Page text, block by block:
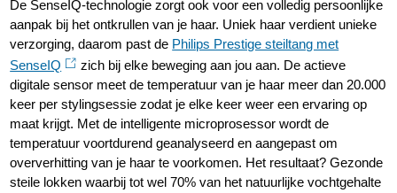
De SenseIQ-technologie zorgt ook voor een volledig persoonlijke
aanpak bij het ontkrullen van je haar. Uniek haar verdient unieke
verzorging, daarom past de Philips Prestige steiltang met
SenseIQ
zich bij elke beweging aan jou aan. De actieve
digitale sensor meet de temperatuur van je haar meer dan 20.000
keer per stylingsessie zodat je elke keer weer een ervaring op
maat krijgt. Met de intelligente microprosessor wordt de
temperatuur voortdurend geanalyseerd en aangepast om
oververhitting van je haar te voorkomen. Het resultaat? Gezonde
steile lokken waarbij tot wel 70% van het natuurlijke vochtgehalte